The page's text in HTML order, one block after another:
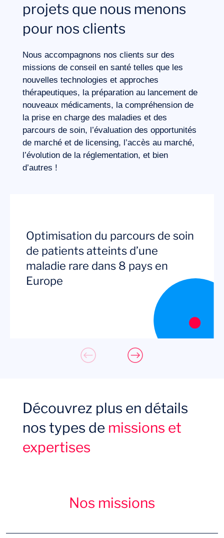
Notre aventure
projets que nous menons
pour nos clients
Nous accompagnons nos clients sur des
missions de conseil en santételles que les
nouvelles technologies et approches
thérapeutiques, la préparation au lancement de
nouveaux médicaments, la compréhension de
la prise en charge des maladies et des
parcours de soin, l’évaluation des opportunités
de marché et de licensing, l’accès au marché,
l’évolution de la réglementation, et bien
d’autres !
Optimisation du parcours de soin
de patients atteints d’une
maladie rare dans 8 pays en
Europe
Découvrez plus en détails
nos types de missions et
expertises
Nos missions